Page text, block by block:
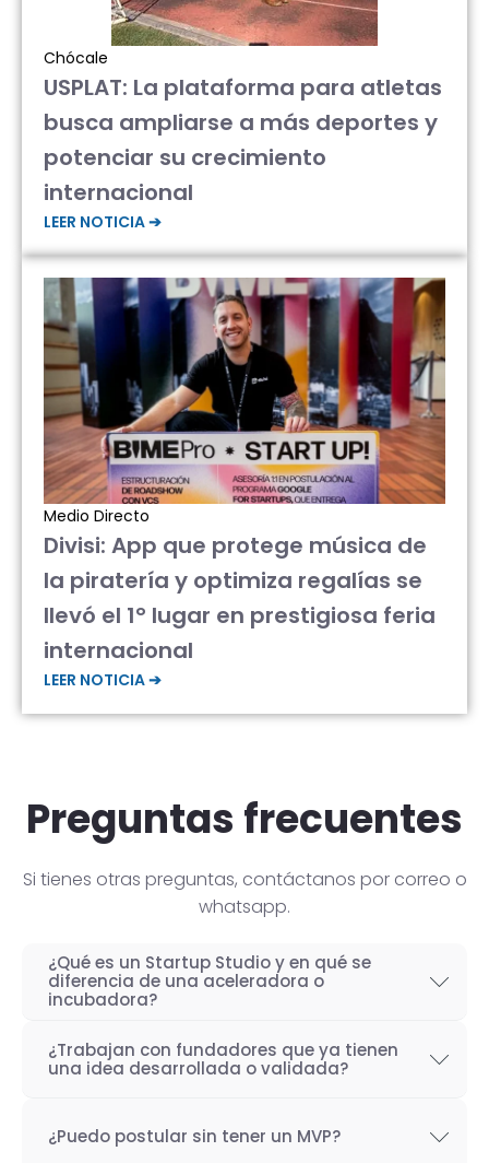
Chócale
USPLAT: La plataforma para atletas
busca ampliarse a más deportes y
potenciar su crecimiento
internacional
LEER NOTICIA ➔
Medio Directo
Divisi: App que protege música de
la piratería y optimiza regalías se
llevó el 1° lugar en prestigiosa feria
internacional
LEER NOTICIA ➔
Preguntas frecuentes
Si tienes otras preguntas, contáctanos por correo o
whatsapp.
¿Qué es un Startup Studio y en qué se
diferencia de una aceleradora o
incubadora?
Un Startup Studio es una organización capaz
de construir startups de manera iterativa,
con experiencia. También se les conoce
¿Trabajan con fundadores que ya tienen
una idea desarrollada o validada?
Startup Studio es lograr un proceso iterativo
¿Puedo postular sin tener un MVP?